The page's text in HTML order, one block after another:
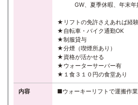
GW、夏季休暇、年末年
★リフトの免許さえあれば経
★自転車・バイク通勤OK
★制服貸与
★分煙（喫煙所あり）
★資格が活かせる
★ウォーターサーバー有
★１食３１０円の食堂あり
内容 ■ウォーキーリフトで運搬作